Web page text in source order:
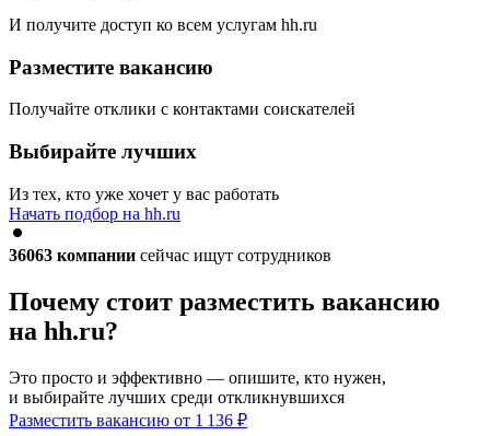
И получите доступ ко всем услугам hh.ru
Разместите вакансию
Получайте отклики с контактами соискателей
Выбирайте лучших
Из тех, кто уже хочет у вас работать
Начать подбор на hh.ru
36063 компании сейчас ищут сотрудников
Почему стоит разместить вакансию
на hh.ru?
Это просто и эффективно — опишите, кто нужен,
и выбирайте лучших среди откликнувшихся
Разместить вакансию от 1 136 ₽